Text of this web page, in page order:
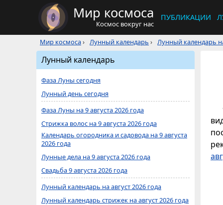
Мир космоса
Космос вокруг нас
ПУБЛИКАЦИИ
Мир космоса› Лунный календарь › Лунный календарь
Лунный календарь
Фаза Луны сегодня
Лунный день сегодня
Фаза Луны на 9 августа 2026 года
Стрижка волос на 9 августа 2026 года
Календарь огородника и садовода на 9 августа
2026 года
Лунные дела на 9 августа 2026 года
Свадьба 9 августа 2026 года
Лунный календарь на август 2026 года
Лунный календарь стрижек на август 2026 года